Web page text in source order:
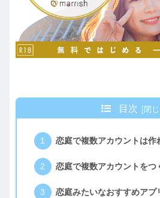
目次
恋庭で複数アカウントは作
恋庭で複数アカウントをつ
恋庭みたいなおすすめアプ